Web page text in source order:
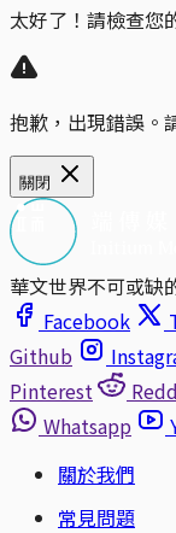
太好了！請檢查您
抱歉，出現錯誤。
關閉
華文世界不可或缺
Facebook
Github
Pinterest
Whatsapp
關於我們
常見問題